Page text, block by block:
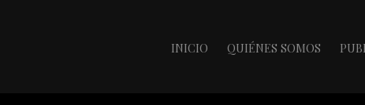
INICIO QUIÉNES SOMOS